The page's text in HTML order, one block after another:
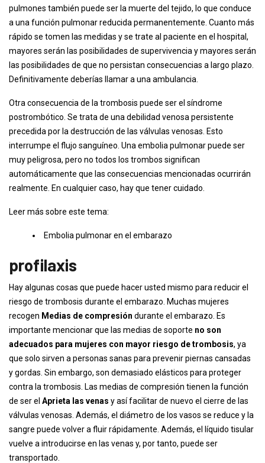
pulmones también puede ser la muerte del tejido, lo que conduce
a una función pulmonar reducida permanentemente. Cuanto más
rápido se tomen las medidas y se trate al paciente en el hospital,
mayores serán las posibilidades de supervivencia y mayores serán
las posibilidades de que no persistan consecuencias a largo plazo.
Definitivamente deberías llamar a una ambulancia.
Otra consecuencia de la trombosis puede ser el síndrome
postrombótico. Se trata de una debilidad venosa persistente
precedida por la destrucción de las válvulas venosas. Esto
interrumpe el flujo sanguíneo. Una embolia pulmonar puede ser
muy peligrosa, pero no todos los trombos significan
automáticamente que las consecuencias mencionadas ocurrirán
realmente. En cualquier caso, hay que tener cuidado.
Leer más sobre este tema:
Embolia pulmonar en el embarazo
profilaxis
Hay algunas cosas que puede hacer usted mismo para reducir el
riesgo de trombosis durante el embarazo. Muchas mujeres
recogen Medias de compresión durante el embarazo. Es
importante mencionar que las medias de soporte no son
adecuados para mujeres con mayor riesgo de trombosis, ya
que solo sirven a personas sanas para prevenir piernas cansadas
y gordas. Sin embargo, son demasiado elásticos para proteger
contra la trombosis. Las medias de compresión tienen la función
de ser el Aprieta las venas y así facilitar de nuevo el cierre de las
válvulas venosas. Además, el diámetro de los vasos se reduce y la
sangre puede volver a fluir rápidamente. Además, el líquido tisular
vuelve a introducirse en las venas y, por tanto, puede ser
transportado.